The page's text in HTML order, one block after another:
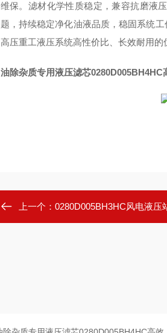
维保。滤材化学性质稳定，兼容抗磨液
题，持续稳定净化油液品质，稳固系统
高压重工液压系统高性价比、长效耐用的
油除杂质专用液压滤芯0280D005BH4HC
上一个： 0280D005BH3HC风电液压站